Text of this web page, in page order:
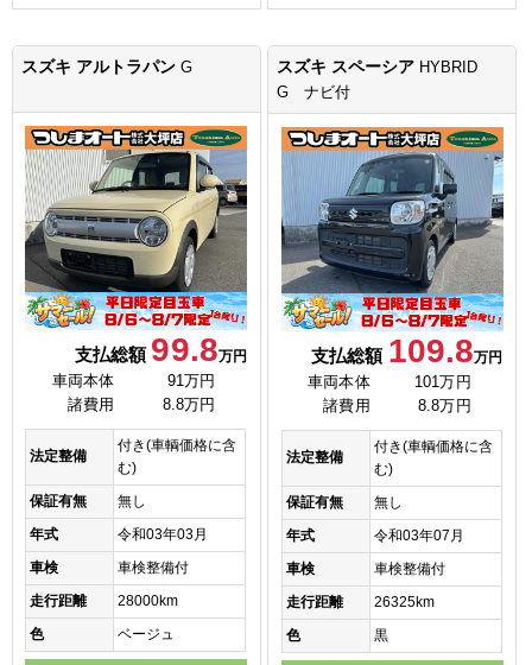
スズキ アルトラパン G
支払総額 99.8万円
車両本体
91万円
諸費用
8.8万円
法定整備
付き(車輌価格に含
む)
保証有無
無し
年式
令和03年03月
車検
車検整備付
走行距離
28000km
色
ベージュ
スズキ スペーシア HYBRID
G ナビ付
支払総額 109.8万円
車両本体
101万円
諸費用
8.8万円
法定整備
付き(車輌価格に含
む)
保証有無
無し
年式
令和03年07月
車検
車検整備付
走行距離
26325km
色
黒